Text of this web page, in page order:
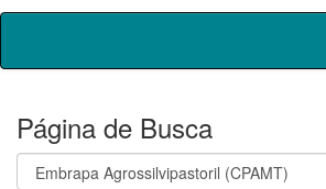
Skip
Página de Busca